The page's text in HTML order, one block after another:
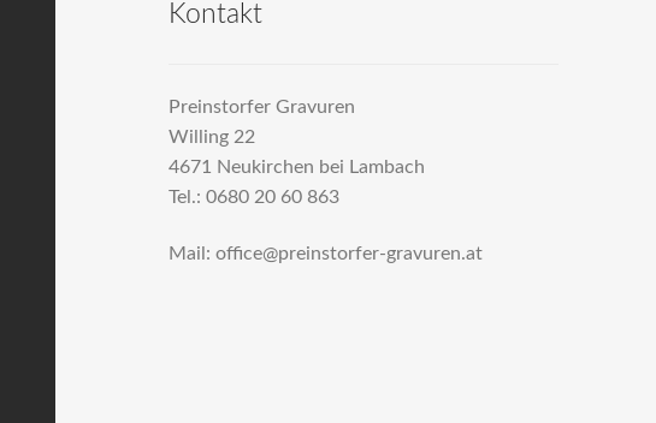
Kontakt
Preinstorfer Gravuren
Willing 22
4671 Neukirchen bei Lambach
Tel.: 0680 20 60 863
Mail: office@preinstorfer-gravuren.at